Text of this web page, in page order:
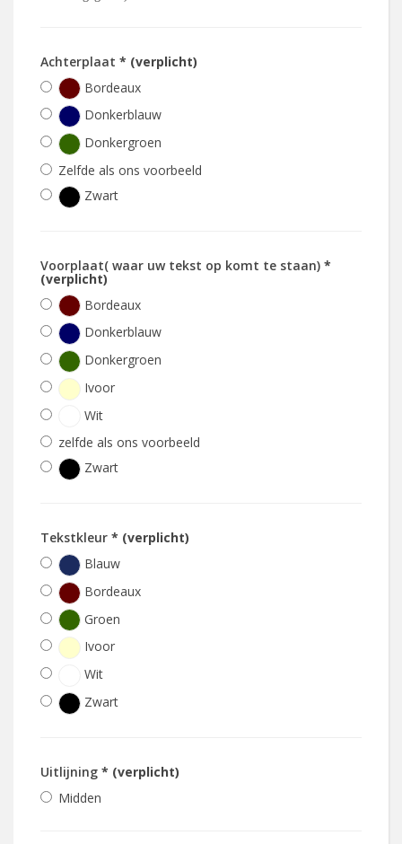
Achterplaat * (verplicht)
Bordeaux
Donkerblauw
Donkergroen
Zelfde als ons voorbeeld
Zwart
Voorplaat( waar uw tekst op komt te staan) *
(verplicht)
Bordeaux
Donkerblauw
Donkergroen
Ivoor
Wit
zelfde als ons voorbeeld
Zwart
Tekstkleur * (verplicht)
Blauw
Bordeaux
Groen
Ivoor
Wit
Zwart
Uitlijning * (verplicht)
Midden